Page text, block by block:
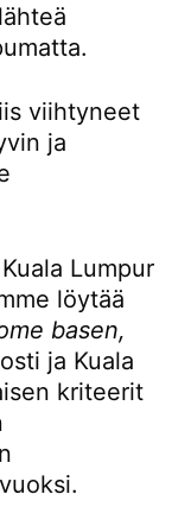
viihtyneet
ja
Lumpur
löytää
basen,
ja Kuala
kriteerit